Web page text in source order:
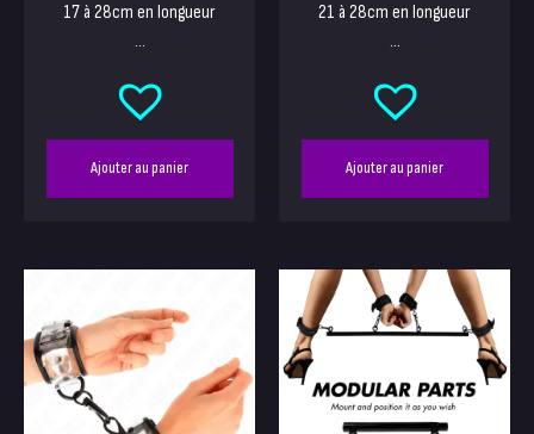
17 à 28cm en longueur
...
Ajouter au panier
21 à 28cm en longueur
...
Ajouter au panier